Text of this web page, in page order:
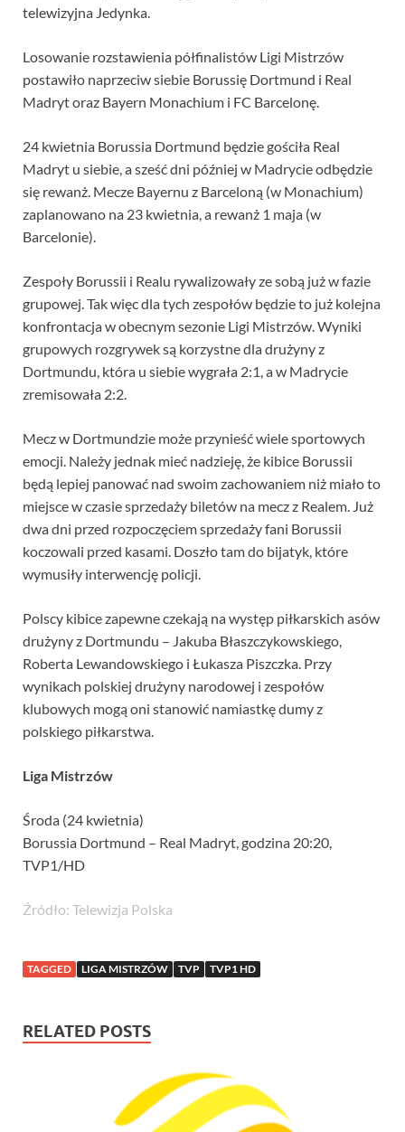
telewizyjna Jedynka.
Losowanie rozstawienia półfinalistów Ligi Mistrzów
postawiło naprzeciw siebie Borussię Dortmund i Real
Madryt oraz Bayern Monachium i FC Barcelonę.
24 kwietnia Borussia Dortmund będzie gościła Real
Madryt u siebie, a sześć dni później w Madrycie odbędzie
się rewanż. Mecze Bayernu z Barceloną (w Monachium)
zaplanowano na 23 kwietnia, a rewanż 1 maja (w
Barcelonie).
Zespoły Borussii i Realu rywalizowały ze sobą już w fazie
grupowej. Tak więc dla tych zespołów będzie to już kolejna
konfrontacja w obecnym sezonie Ligi Mistrzów. Wyniki
grupowych rozgrywek są korzystne dla drużyny z
Dortmundu, która u siebie wygrała 2:1, a w Madrycie
zremisowała 2:2.
Mecz w Dortmundzie może przynieść wiele sportowych
emocji. Należy jednak mieć nadzieję, że kibice Borussii
będą lepiej panować nad swoim zachowaniem niż miało to
miejsce w czasie sprzedaży biletów na mecz z Realem. Już
dwa dni przed rozpoczęciem sprzedaży fani Borussii
koczowali przed kasami. Doszło tam do bijatyk, które
wymusiły interwencję policji.
Polscy kibice zapewne czekają na występ piłkarskich asów
drużyny z Dortmundu – Jakuba Błaszczykowskiego,
Roberta Lewandowskiego i Łukasza Piszczka. Przy
wynikach polskiej drużyny narodowej i zespołów
klubowych mogą oni stanowić namiastkę dumy z
polskiego piłkarstwa.
Liga Mistrzów
Środa (24 kwietnia)
Borussia Dortmund – Real Madryt, godzina 20:20,
TVP1/HD
Źródło: Telewizja Polska
TAGGED LIGA MISTRZÓW TVP TVP1 HD
RELATED POSTS